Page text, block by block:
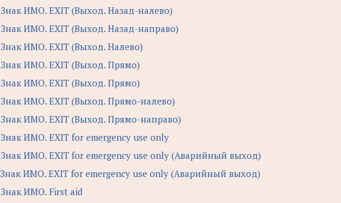
Знак ИМО. EXIT (Выход. Назад-налево)
Знак ИМО. EXIT (Выход. Назад-направо)
Знак ИМО. EXIT (Выход. Налево)
Знак ИМО. EXIT (Выход. Прямо)
Знак ИМО. EXIT (Выход. Прямо)
Знак ИМО. EXIT (Выход. Прямо-налево)
Знак ИМО. EXIT (Выход. Прямо-направо)
Знак ИМО. EXIT for emergency use only
Знак ИМО. EXIT for emergency use only (Аварийный выход)
Знак ИМО. EXIT for emergency use only (Аварийный выход)
Знак ИМО. First aid